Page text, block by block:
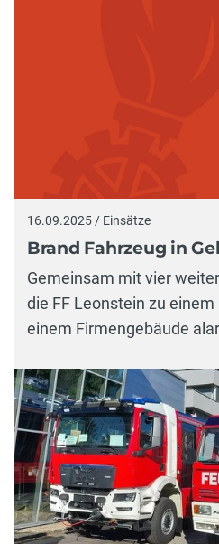
16.09.2025 / Einsätze
Brand Fahrzeug in
Gemeinsam mit vier
die FF Leonstein zu
einem Firmengebäude